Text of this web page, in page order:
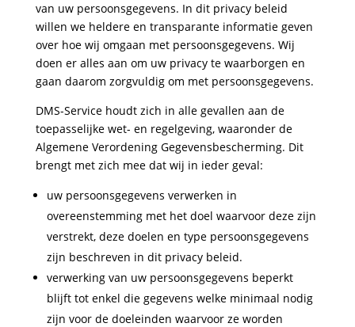
van uw persoonsgegevens. In dit privacy beleid
willen we heldere en transparante informatie geven
over hoe wij omgaan met persoonsgegevens. Wij
doen er alles aan om uw privacy te waarborgen en
gaan daarom zorgvuldig om met persoonsgegevens.
DMS-Service houdt zich in alle gevallen aan de
toepasselijke wet- en regelgeving, waaronder de
Algemene Verordening Gegevensbescherming. Dit
brengt met zich mee dat wij in ieder geval:
uw persoonsgegevens verwerken in
overeenstemming met het doel waarvoor deze zijn
verstrekt, deze doelen en type persoonsgegevens
zijn beschreven in dit privacy beleid.
verwerking van uw persoonsgegevens beperkt
blijft tot enkel die gegevens welke minimaal nodig
zijn voor de doeleinden waarvoor ze worden